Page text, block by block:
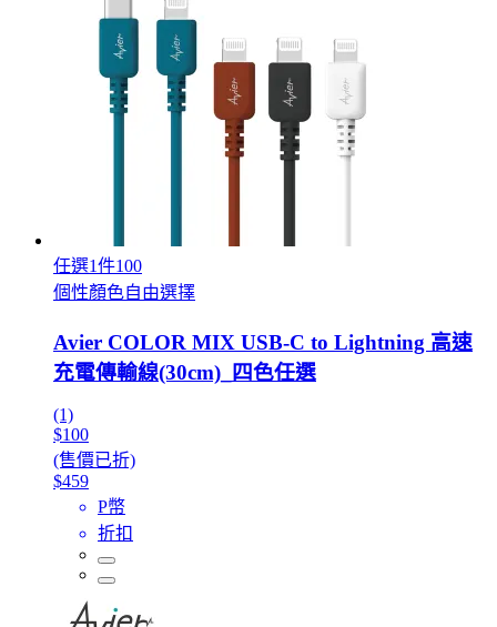
任選1件100
個性顏色自由選擇
Avier COLOR MIX USB-C to Lightning 高速
充電傳輸線(30cm)_四色任選
(1)
$100
(售價已折)
$459
P幣
折扣